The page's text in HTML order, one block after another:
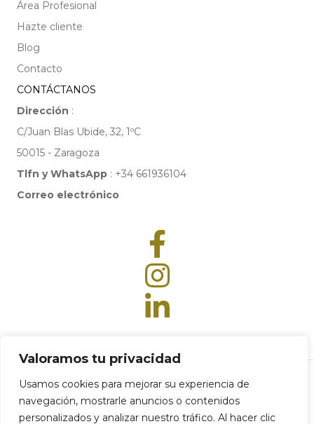
Valoramos tu privacidad
Usamos cookies para mejorar su experiencia de
navegación, mostrarle anuncios o contenidos
personalizados y analizar nuestro tráfico. Al hacer clic
Área Profesional
Hazte cliente
Blog
Contacto
CONTÁCTANOS
Dirección :
C/Juan Blas Ubide, 32, 1ºC
50015 - Zaragoza
Tlfn y WhatsApp : +34 661936104
Correo electrónico
© 2024 Factory Diet |Política de privacidad|Aviso legal|Accesibilidad